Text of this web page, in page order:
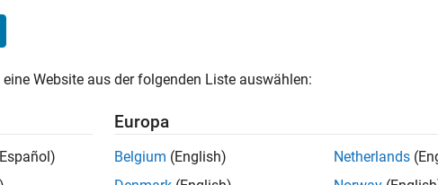
Website aus der folgenden Liste auswählen:
Europa
Belgium (English)
Netherlands